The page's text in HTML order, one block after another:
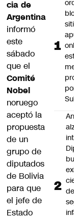
cia de
Argentina
informó
este
sábado
que el
Comité
Nobel
noruego
aceptó la
propuesta
de un
grupo de
diputados
de Bolivia
para que
el jefe de
Estado
de